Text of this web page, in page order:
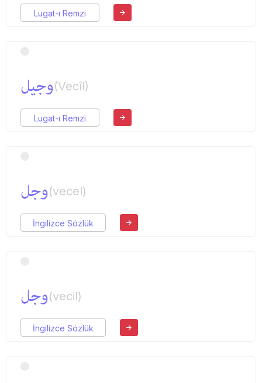
Lugat-ı Remzi
وجیل(Vecîl)
Lugat-ı Remzi
وجل(vecel)
İngilizce Sözlük
وجل(vecil)
İngilizce Sözlük